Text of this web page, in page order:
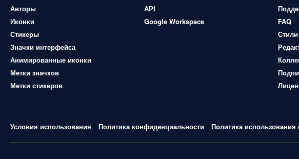
Авторы
Иконки
Стикеры
Значки интерфейса
Анимированные иконки
Метки значков
Метки стикеров
API
Google Workspace
FAQ
Условия использования Политика конфиденциальности Политика